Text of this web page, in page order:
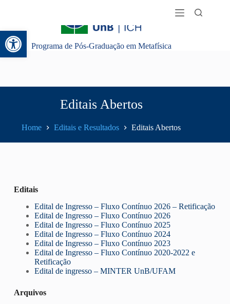
Abrir a barra de ferramentas
Programa de Pós-Graduação em Metafísica
Editais Abertos
Home Editais e Resultados Editais Abertos
Editais
Edital de Ingresso – Fluxo Contínuo 2026 – Retificação
Edital de Ingresso – Fluxo Contínuo 2026
Edital de Ingresso – Fluxo Contínuo 2025
Edital de Ingresso – Fluxo Contínuo 2024
Edital de Ingresso – Fluxo Contínuo 2023
Edital de Ingresso – Fluxo Contínuo 2020-2022 e
Retificação
Edital de ingresso – MINTER UnB/UFAM
Arquivos